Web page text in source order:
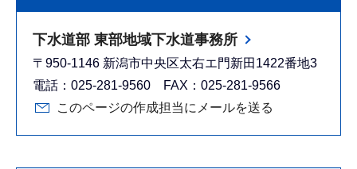
下水道部 東部地域下水道事務所
〒950-1146 新潟市中央区太右エ門新田1422番地3
電話：025-281-9560 FAX：025-281-9566
このページの作成担当にメールを送る